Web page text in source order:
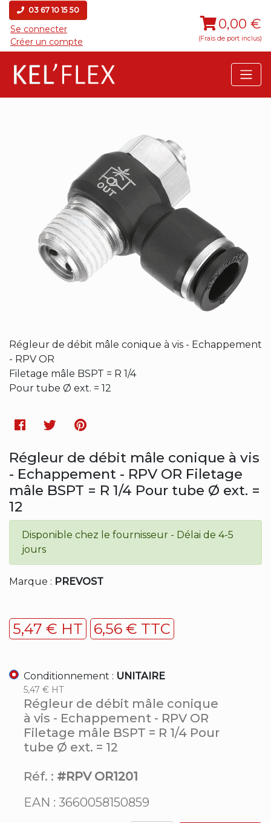
03 67 10 15 50
Se connecter
Créer un compte
0,00 €
(Frais de port inclus)
Régleur de débit mâle conique à vis - Echappement
- RPV OR
Filetage mâle BSPT = R 1/4
Pour tube Ø ext. = 12
Facebook
TwitterPinterest
Régleur de débit mâle conique à vis
- Echappement - RPV OR Filetage
mâle BSPT = R 1/4 Pour tube Ø ext. =
12
Disponible chez le fournisseur - Délai de 4-5
jours
Marque : PREVOST
5,47 € HT 6,56 € TTC
Conditionnement : UNITAIRE
5,47 € HT
Régleur de débit mâle conique
à vis - Echappement - RPV OR
Filetage mâle BSPT = R 1/4 Pour
tube Ø ext. = 12
Réf. : #RPV OR1201
EAN : 3660058150859